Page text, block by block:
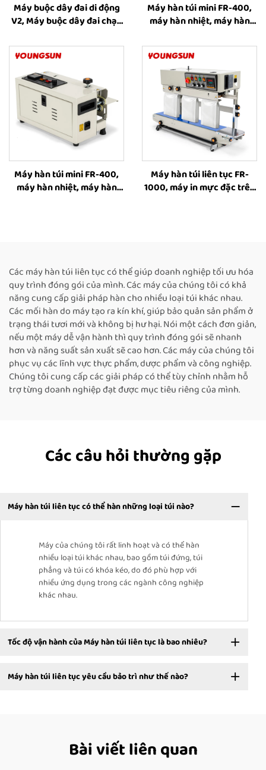
Máy buộc dây đai di động
V2, Máy buộc dây đai chạy
đai nhựa, Thiết bị buộc và
quấn dây đai
Máy hàn túi mini FR-400,
máy hàn nhiệt, máy hàn
dành cho bao bì thực phẩm
Máy hàn túi mini FR-400,
máy hàn nhiệt, máy hàn
Máy hàn túi liên tục FR-
1000, máy in mực đặc trên
Các máy hàn túi liên tục có thể giúp doanh nghiệp tối ưu hóa
quy trình đóng gói của mình. Các máy của chúng tôi có khả
năng cung cấp giải pháp hàn cho nhiều loại túi khác nhau.
Các mối hàn do máy tạo ra kín khí, giúp bảo quản sản phẩm ở
trạng thái tươi mới và không bị hư hại. Nói một cách đơn giản,
nếu một máy dễ vận hành thì quy trình đóng gói sẽ nhanh
hơn và năng suất sản xuất sẽ cao hơn. Các máy của chúng tôi
phục vụ các lĩnh vực thực phẩm, dược phẩm và công nghiệp.
Chúng tôi cung cấp các giải pháp có thể tùy chỉnh nhằm hỗ
trợ từng doanh nghiệp đạt được mục tiêu riêng của mình.
Các câu hỏi thường gặp
Máy hàn túi liên tục có thể hàn những loại túi nào?
Máy của chúng tôi rất linh hoạt và có thể hàn
nhiều loại túi khác nhau, bao gồm túi đứng, túi
phẳng và túi có khóa kéo, do đó phù hợp với
nhiều ứng dụng trong các ngành công nghiệp
khác nhau.
Tốc độ vận hành của Máy hàn túi liên tục là bao nhiêu?
Máy hàn túi liên tục yêu cầu bảo trì như thế nào?
Bài viết liên quan